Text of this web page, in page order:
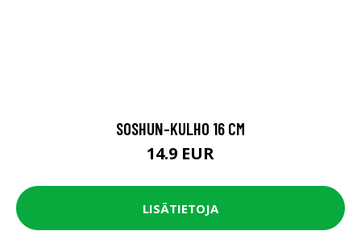
SOSHUN-KULHO 16 CM
14.9 EUR
LISÄTIETOJA